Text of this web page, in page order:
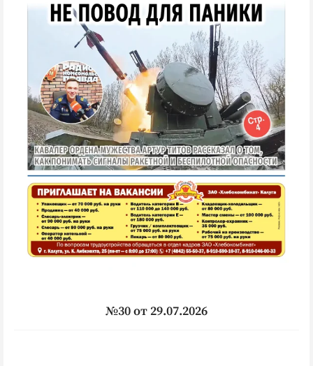
№30 от 29.07.2026